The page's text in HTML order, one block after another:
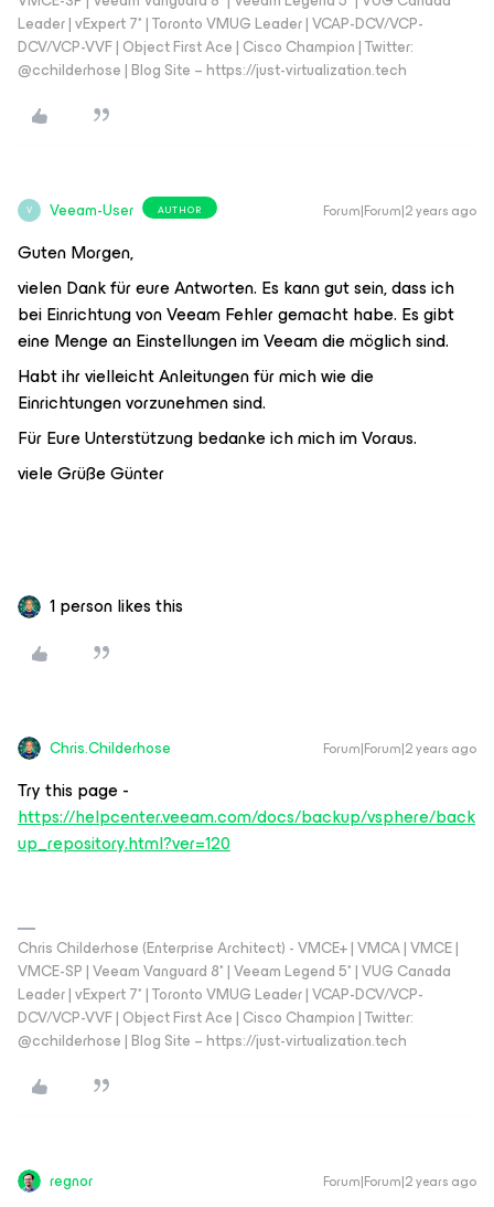
Leader | vExpert 7* | Toronto VMUG Leader | VCAP-DCV/VCP-
DCV/VCP-VVF | Object First Ace | Cisco Champion | Twitter:
@cchilderhose | Blog Site – https://just-virtualization.tech
V Veeam-User AUTHOR Forum|Forum|2 years ago
Guten Morgen,
vielen Dank für eure Antworten. Es kann gut sein, dass ich
bei Einrichtung von Veeam Fehler gemacht habe. Es gibt
eine Menge an Einstellungen im Veeam die möglich sind.
Habt ihr vielleicht Anleitungen für mich wie die
Einrichtungen vorzunehmen sind.
Für Eure Unterstützung bedanke ich mich im Voraus.
viele Grüße Günter
1 person likes this
Chris.Childerhose Forum|Forum|2 years ago
Try this page -
https://helpcenter.veeam.com/docs/backup/vsphere/back
up_repository.html?ver=120
Chris Childerhose (Enterprise Architect) - VMCE+ | VMCA | VMCE |
VMCE-SP | Veeam Vanguard 8* | Veeam Legend 5* | VUG Canada
Leader | vExpert 7* | Toronto VMUG Leader | VCAP-DCV/VCP-
DCV/VCP-VVF | Object First Ace | Cisco Champion | Twitter:
@cchilderhose | Blog Site – https://just-virtualization.tech
regnor Forum|Forum|2 years ago